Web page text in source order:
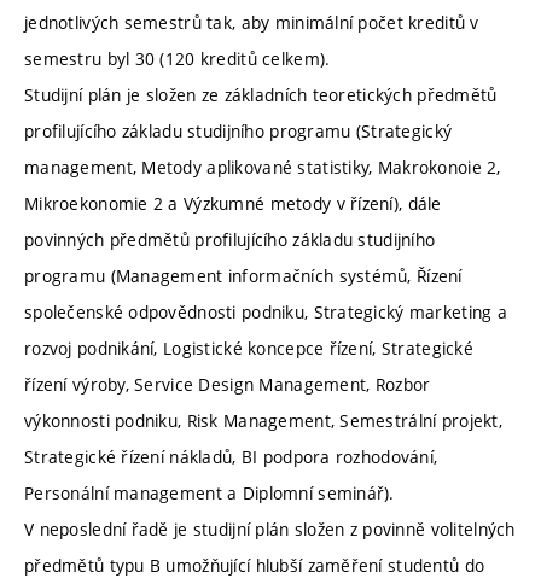
jednotlivých semestrů tak, aby minimální počet kreditů v
semestru byl 30 (120 kreditů celkem).
Studijní plán je složen ze základních teoretických předmětů
profilujícího základu studijního programu (Strategický
management, Metody aplikované statistiky, Makrokonoie 2,
Mikroekonomie 2 a Výzkumné metody v řízení), dále
povinných předmětů profilujícího základu studijního
programu (Management informačních systémů, Řízení
společenské odpovědnosti podniku, Strategický marketing a
rozvoj podnikání, Logistické koncepce řízení, Strategické
řízení výroby, Service Design Management, Rozbor
výkonnosti podniku, Risk Management, Semestrální projekt,
Strategické řízení nákladů, BI podpora rozhodování,
Personální management a Diplomní seminář).
V neposlední řadě je studijní plán složen z povinně volitelných
předmětů typu B umožňující hlubší zaměření studentů do